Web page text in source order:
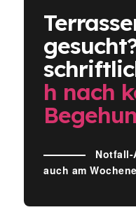
h nach
Notfall-
auch am